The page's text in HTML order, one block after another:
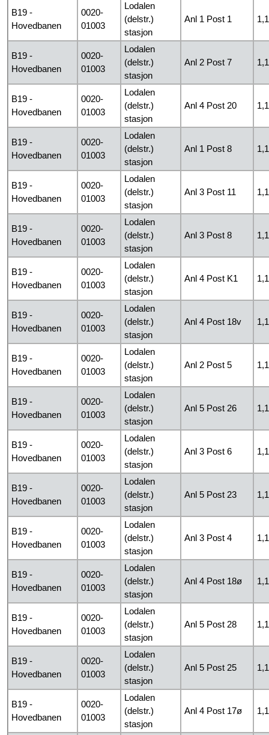
B19 -
Hovedbanen
0020-
01003
Lodalen
(delstr.)
stasjon
Anl 1 Post 1
B19 -
Hovedbanen
0020-
01003
Lodalen
(delstr.)
stasjon
Anl 2 Post 7
B19 -
Hovedbanen
0020-
01003
Lodalen
(delstr.)
stasjon
Anl 4 Post 20
B19 -
Hovedbanen
0020-
01003
Lodalen
(delstr.)
stasjon
Anl 1 Post 8
B19 -
Hovedbanen
0020-
01003
Lodalen
(delstr.)
stasjon
Anl 3 Post 11
B19 -
Hovedbanen
0020-
01003
Lodalen
(delstr.)
stasjon
Anl 3 Post 8
B19 -
Hovedbanen
0020-
01003
Lodalen
(delstr.)
stasjon
Anl 4 Post K1
B19 -
Hovedbanen
0020-
01003
Lodalen
(delstr.)
stasjon
Anl 4 Post 18v
B19 -
Hovedbanen
0020-
01003
Lodalen
(delstr.)
stasjon
Anl 2 Post 5
B19 -
Hovedbanen
0020-
01003
Lodalen
(delstr.)
stasjon
Anl 5 Post 26
B19 -
Hovedbanen
0020-
01003
Lodalen
(delstr.)
stasjon
Anl 3 Post 6
B19 -
Hovedbanen
0020-
01003
Lodalen
(delstr.)
stasjon
Anl 5 Post 23
B19 -
Hovedbanen
0020-
01003
Lodalen
(delstr.)
stasjon
Anl 3 Post 4
B19 -
Hovedbanen
0020-
01003
Lodalen
(delstr.)
stasjon
Anl 4 Post 18ø
B19 -
Hovedbanen
0020-
01003
Lodalen
(delstr.)
stasjon
Anl 5 Post 28
B19 -
Hovedbanen
0020-
01003
Lodalen
(delstr.)
stasjon
Anl 5 Post 25
B19 -
Hovedbanen
0020-
01003
Lodalen
(delstr.)
stasjon
Anl 4 Post 17ø